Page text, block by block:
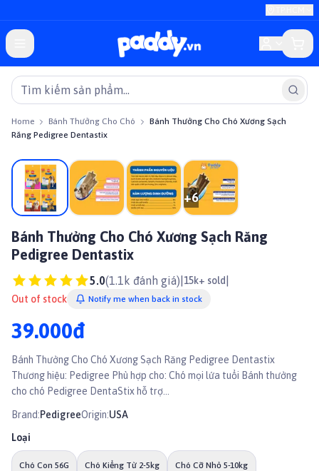
Home Bánh Thưởng Cho Chó
Bánh Thưởng Cho Chó Xương Sạch
Răng Pedigree Dentastix
+6
Bánh Thưởng Cho Chó Xương Sạch Răng
Pedigree Dentastix
5.0(1.1k đánh giá) 15k+ sold
Out of stock Notify me when back in stock
39.000đ
Bánh Thưởng Cho Chó Xương Sạch Răng Pedigree Dentastix
Thương hiệu: Pedigree Phù hợp cho: Chó mọi lứa tuổi Bánh thưởng
cho chó Pedigree DentaStix hỗ trợ...
Brand:PedigreeOrigin:USA
Loại
Chó Con 56G
Chó Kiểng Từ 2-5kg
Chó Cỡ Nhỏ 5-10kg